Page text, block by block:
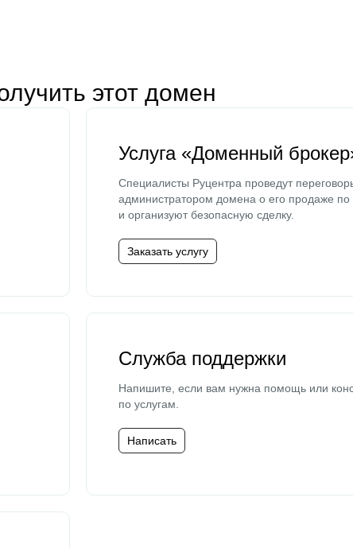
этот домен
Услуга «Доменный
Специалисты Руцентра проведут
администратором домена о его продаже
и организуют безопасную сделку.
Заказать услугу
Служба поддержки
Напишите, если вам нужна помощь или
по услугам.
Написать